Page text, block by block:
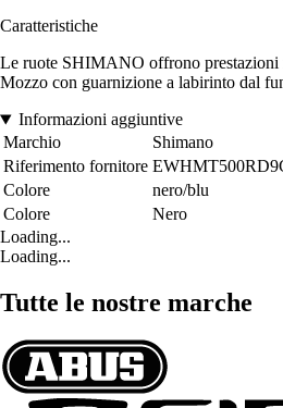
Caratteristiche
Le ruote SHIMANO offrono prestazioni
Mozzo con guarnizione a labirinto dal
Informazioni aggiuntive
Marchio
Shimano
Riferimento fornitore
Colore
nero/blu
Colore
Nero
Loading...
Loading...
Tutte le nostre marche